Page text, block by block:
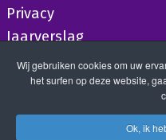
Privacy
Jaarverslag
Wij gebruiken cookies om uw
het surfen op deze website,
Ok, ik